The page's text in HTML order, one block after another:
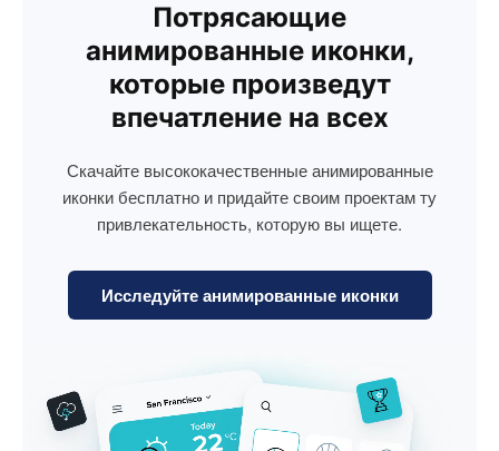
Потрясающие
анимированные иконки,
которые произведут
впечатление на всех
Скачайте высококачественные анимированные
иконки бесплатно и придайте своим проектам ту
привлекательность, которую вы ищете.
Исследуйте анимированные иконки